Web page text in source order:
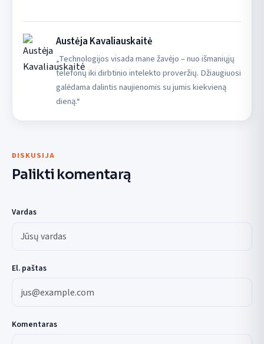
Austėja Kavaliauskaitė
„Technologijos visada mane žavėjo – nuo išmaniųjų
telefonų iki dirbtinio intelekto proveržių. Džiaugiuosi
galėdama dalintis naujienomis su jumis kiekvieną
dieną.“
DISKUSIJA
Palikti komentarą
Vardas
El. paštas
Komentaras